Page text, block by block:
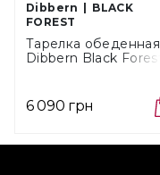
Dibbern
BLACK
FOREST
Тарелка обеденная
Dibbern Black Forest,
6 090 грн